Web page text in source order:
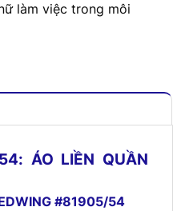
làm việc trong môi
ÁO LIỀN QUẦN
#81905/54